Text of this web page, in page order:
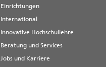
Einrichtungen
International
Innovative Hochschullehre
Beratung und Services
Jobs und Karriere